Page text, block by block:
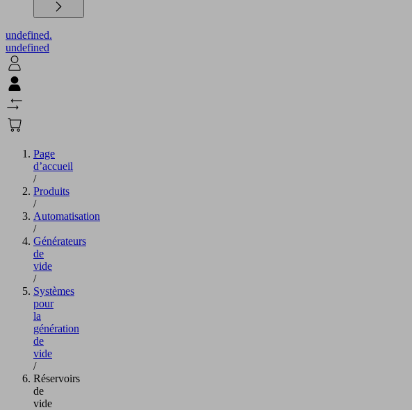
undefined.
undefined
Page
d’accueil
/
Produits
/
Automatisation
/
Générateurs
de
vide
/
Systèmes
pour
la
génération
de
vide
/
Réservoirs
de
vide